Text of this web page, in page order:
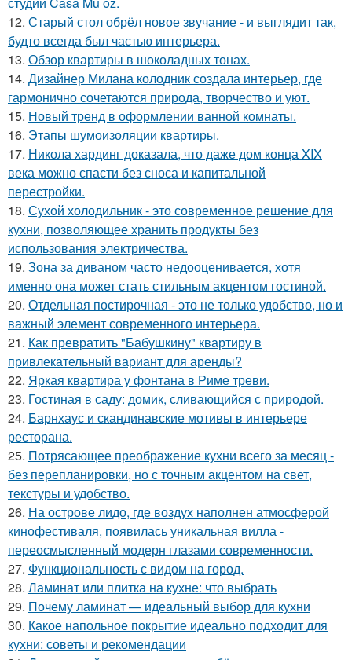
12. Старый стол обрёл новое звучание - и выглядит так,
будто всегда был частью интерьера.
13. Обзор квартиры в шоколадных тонах.
14. Дизайнер Милана колодник создала интерьер, где
гармонично сочетаются природа, творчество и уют.
15. Новый тренд в оформлении ванной комнаты.
16. Этапы шумоизоляции квартиры.
17. Никола хардинг доказала, что даже дом конца XIX
века можно спасти без сноса и капитальной
перестройки.
18. Сухой холодильник - это современное решение для
кухни, позволяющее хранить продукты без
использования электричества.
19. Зона за диваном часто недооценивается, хотя
именно она может стать стильным акцентом гостиной.
20. Отдельная постирочная - это не только удобство, но и
важный элемент современного интерьера.
21. Как превратить "Бабушкину" квартиру в
привлекательный вариант для аренды?
22. Яркая квартира у фонтана в Риме треви.
23. Гостиная в саду: домик, сливающийся с природой.
24. Барнхаус и скандинавские мотивы в интерьере
ресторана.
25. Потрясающее преображение кухни всего за месяц -
без перепланировки, но с точным акцентом на свет,
текстуры и удобство.
26. На острове лидо, где воздух наполнен атмосферой
кинофестиваля, появилась уникальная вилла -
переосмысленный модерн глазами современности.
27. Функциональность с видом на город.
28. Ламинат или плитка на кухне: что выбрать
29. Почему ламинат — идеальный выбор для кухни
30. Какое напольное покрытие идеально подходит для
кухни: советы и рекомендации